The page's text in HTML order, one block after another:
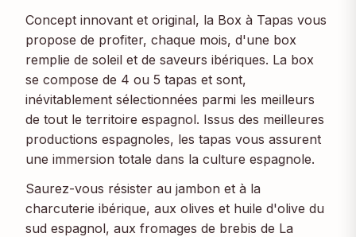
Concept innovant et original, la Box à Tapas vous
propose de profiter, chaque mois, d'une box
remplie de soleil et de saveurs ibériques. La box
se compose de 4 ou 5 tapas et sont,
inévitablement sélectionnées parmi les meilleurs
de tout le territoire espagnol. Issus des meilleures
productions espagnoles, les tapas vous assurent
une immersion totale dans la culture espagnole.
Saurez-vous résister au jambon et à la
charcuterie ibérique, aux olives et huile d'olive du
sud espagnol, aux fromages de brebis de La